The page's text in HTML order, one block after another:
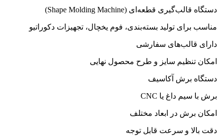
دستگاه قالب‌گیری قطعه‌ای (Shape Molding Machine)
مناسب برای تولید بسته‌بندی، فوم یخچال، تجهیزات دکوراتیو
دارای قالب‌های سفارشی
امکان تنظیم سایز و طرح محصول نهایی
دستگاه برش آکاسیف
برش با سیم داغ یا CNC
امکان برش در ابعاد مختلف
دقت بالا و سرعت قابل توجه